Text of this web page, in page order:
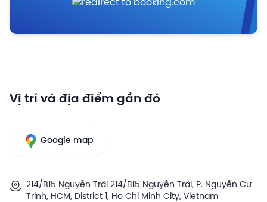
Vị trí và địa điểm gần đó
Google map
214/B15 Nguyễn Trãi 214/B15 Nguyễn Trãi, P. Nguyễn Cư
Trinh, HCM, District 1, Ho Chi Minh City, Vietnam